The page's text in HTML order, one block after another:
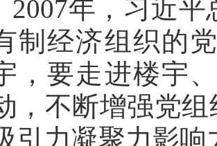
2007年，习近
制经济组织的
，要走进楼宇
，不断增强党
引力凝聚力影响